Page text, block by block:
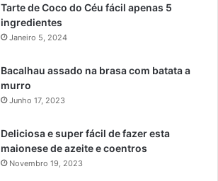
Tarte de Coco do Céu fácil apenas 5
ingredientes
Janeiro 5, 2024
Bacalhau assado na brasa com batata a
murro
Junho 17, 2023
Deliciosa e super fácil de fazer esta
maionese de azeite e coentros
Novembro 19, 2023